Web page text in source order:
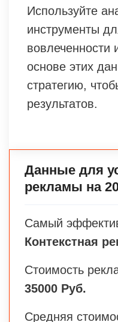
Используйте
инструменты
вовлеченности
основе этих
стратегию,
результатов.
Данные для
рекламы на
Самый
Контекстная
Стоимость
35000 Руб.
Средняя